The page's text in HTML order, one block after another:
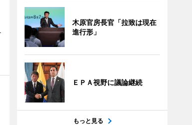
木原官房長官「拉致は現在
進行形」
ＥＰＡ視野に議論継続
もっと見る